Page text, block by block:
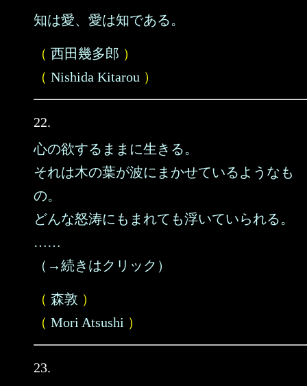
知は愛、愛は知である。
（ 西田幾多郎 ）
（ Nishida Kitarou ）
22.
心の欲するままに生きる。
それは木の葉が波にまかせているようなも
の。
どんな怒涛にもまれても浮いていられる。
……
（→続きはクリック）
（ 森敦 ）
（ Mori Atsushi ）
23.